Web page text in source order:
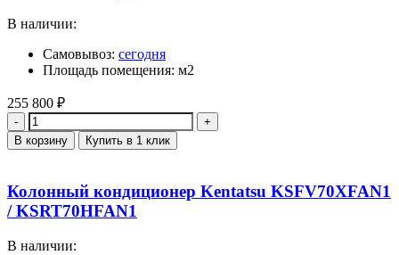
В наличии:
Самовывоз: сегодня
Площадь помещения: м2
255 800 ₽
Количество
В корзину Купить в 1 клик
Колонный кондиционер Kentatsu KSFV70XFAN1
/ KSRT70HFAN1
В наличии: